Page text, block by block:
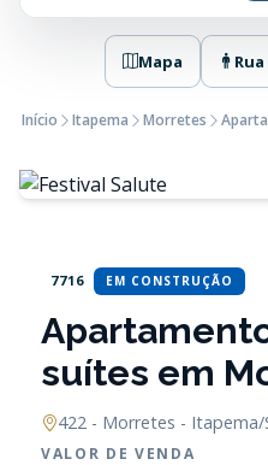
Mapa Rua
Início Itapema Morretes
7716 EM CONSTRUÇÃO
suítes em
422 - Morretes - Itapema/
VALOR DE VENDA